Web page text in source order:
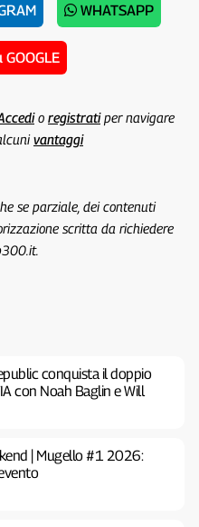
WHATSAPP
GOOGLE
o registratiper navigare
vantaggi
se parziale, dei contenuti
scritta da richiedere
conquista il doppio
con Noah Baglin e Will
| Mugello #1 2026: